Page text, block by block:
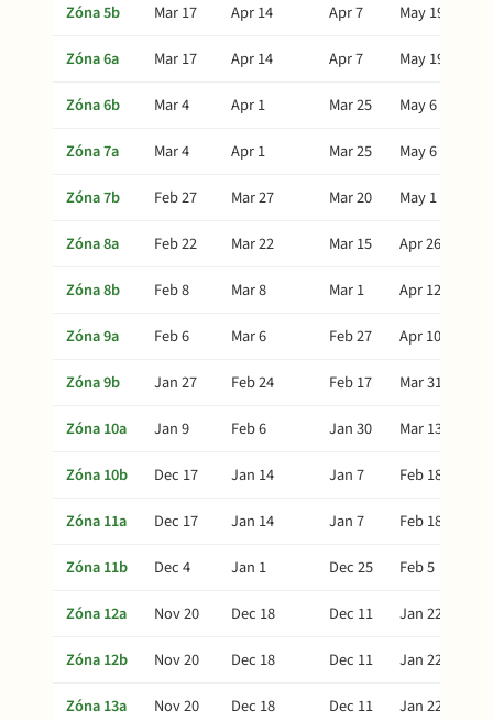
Zóna 5b
Mar 17 Apr 14 Apr 7
May 19
Zóna 6a
Mar 17 Apr 14 Apr 7
May 19
Zóna 6b
Mar 4 Apr 1 Mar 25
May 6
Zóna 7a
Mar 4 Apr 1 Mar 25
May 6
Zóna 7b
Feb 27 Mar 27 Mar 20
May 1
Zóna 8a
Feb 22 Mar 22 Mar 15
Apr 26
Zóna 8b
Feb 8 Mar 8 Mar 1
Apr 12
Zóna 9a
Feb 6 Mar 6 Feb 27
Apr 10
Zóna 9b
Jan 27 Feb 24 Feb 17
Mar 31
Zóna 10a
Jan 9 Feb 6 Jan 30
Mar 13
Zóna 10b
Dec 17 Jan 14 Jan 7
Feb 18
Zóna 11a
Dec 17 Jan 14 Jan 7
Feb 18
Zóna 11b
Dec 4 Jan 1 Dec 25
Feb 5
Zóna 12a
Nov 20 Dec 18 Dec 11
Jan 22
Zóna 12b
Nov 20 Dec 18 Dec 11
Jan 22
Zóna 13a
Nov 20 Dec 18 Dec 11 Jan 22